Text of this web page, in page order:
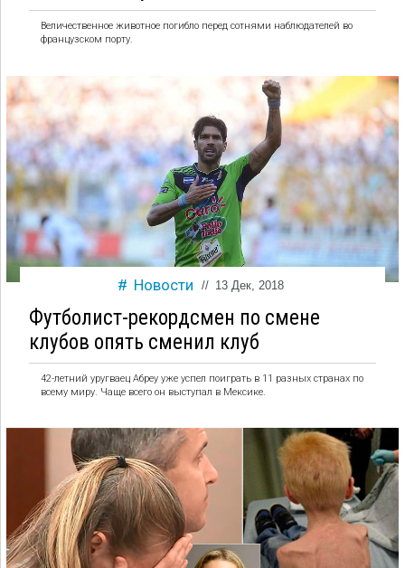
Величественное животное погибло перед сотнями наблюдателей во
французском порту.
Новости // 13 Дек, 2018
Футболист-рекордсмен по смене
клубов опять сменил клуб
42-летний уругваец Абреу уже успел поиграть в 11 разных странах по
всему миру. Чаще всего он выступал в Мексике.